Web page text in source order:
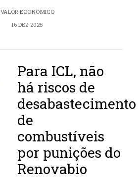
VALOR ECONÔMICO
16 DEZ 2025
Para ICL, não
há riscos de
desabastecimento
de
combustíveis
por punições do
Renovabio